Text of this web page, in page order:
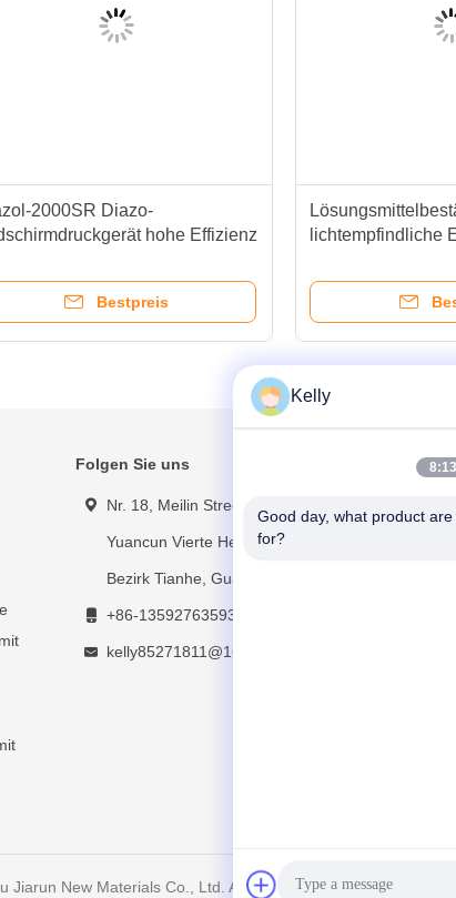
2000SR Diazo-
hohe Effizienz
Bestpreis
lichtempfindliche
Folgen Sie uns
Nr. 18, Meilin Street,
Yuancun Vierte Heng Road,
Bezirk Tianhe, Guangzhou
+86-13592763593
kelly85271811@163.com
Mailen Sie
Jiarun New Materials Co., Ltd. All Rights Reserved.
Kelly
Good day, what product
for?